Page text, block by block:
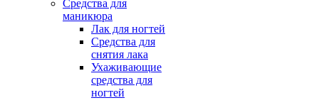
Средства для
маникюра
Лак для ногтей
Средства для
снятия лака
Ухаживающие
средства для
ногтей